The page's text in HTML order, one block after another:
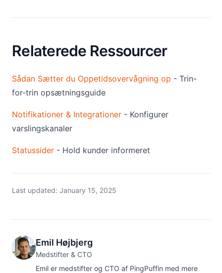
Relaterede Ressourcer
Sådan Sætter du Oppetidsovervågning op - Trin-
for-trin opsætningsguide
Notifikationer & Integrationer - Konfigurer
varslingskanaler
Statussider - Hold kunder informeret
Last updated: January 15, 2025
Emil Højbjerg
Medstifter & CTO
Emil er medstifter og CTO af PingPuffin med mere